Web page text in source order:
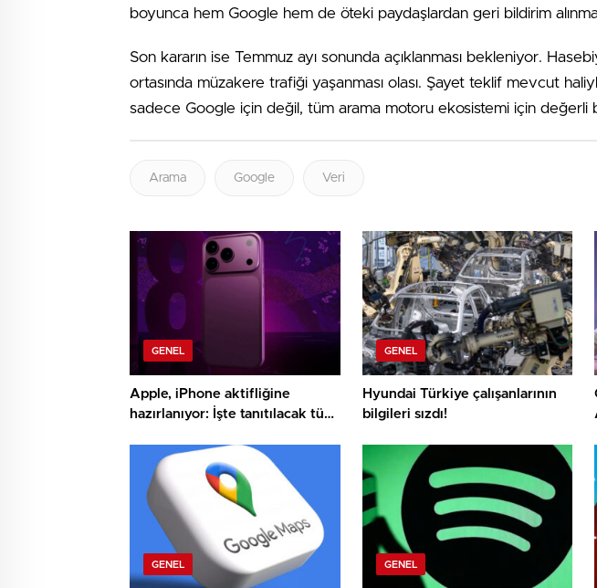
boyunca hem Google hem de öteki paydaşlardan geri bildirim
Son kararın ise Temmuz ayı sonunda açıklanması bekleniyor.
ortasında müzakere trafiği yaşanması olası. Şayet teklif mevcut
sadece Google için değil, tüm arama motoru ekosistemi için değerli
Arama Google Veri
GENEL
Apple, iPhone aktifliğine
hazırlanıyor: İşte tanıtılacak tüm
GENEL
Hyundai Türkiye çalışanlarının
bilgileri sızdı!
GENEL GENEL